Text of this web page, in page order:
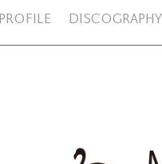
PROFILE DISCOGRAPHY